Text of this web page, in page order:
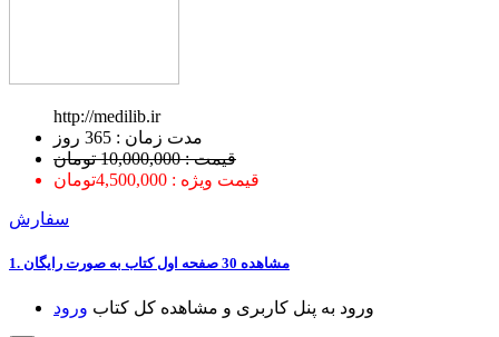
http://medilib.ir
ﻣﺪﺕ ﺯﻣﺎﻥ : 365 ﺭﻭﺯ
قیمت : 10,000,000 تومان
قیمت ویژه : 4,500,000تومان
سفارش
1. ﻣﺸﺎﻫﺪﻩ 30 ﺻﻔﺤﻪ اﻭﻝ ﮐﺘﺎﺏ ﺑﻪ ﺻﻮﺭﺕ ﺭاﯾﮕﺎﻥ
ﻭﺭﻭﺩ ﺑﻪ ﭘﻨﻞ ﮐﺎﺭﺑﺮﯼ ﻭ ﻣﺸﺎﻫﺪﻩ ﮐﻞ ﮐﺘﺎﺏ ﻭﺭﻭﺩ